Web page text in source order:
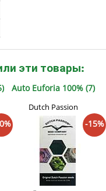
эти товары:
Auto Euforia 100% (7)
Dutch Passion
-15%